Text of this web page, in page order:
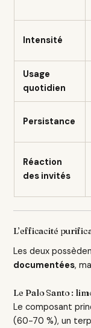
Intensité
Usage
quotidien
Persistance
Réaction
des invités
L’efficacité
Les deux
documentées,
Le Palo Santo :
Le composant
(60-70 %), un